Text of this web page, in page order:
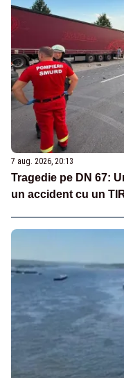
7 aug. 2026, 20:13
Tragedie pe DN 67:
un accident cu un